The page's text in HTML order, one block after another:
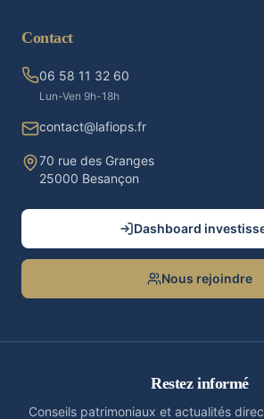
Contact
06 58 11 32 60
Lun-Ven 9h-18h
contact@lafiops.fr
70 rue des Granges
25000 Besançon
Dashboard
Nous rejoindre
Restez informé
Conseils patrimoniaux et actualités